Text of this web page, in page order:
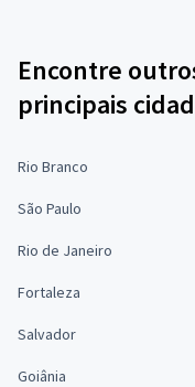
Encontre
principais
Rio Branco
São Paulo
Rio de Janeiro
Fortaleza
Salvador
Goiânia